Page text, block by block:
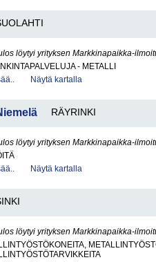
löytyi yrityksen Markkinapaikka-
- METALLI
Näytä kartalla
RÄYRINKI
löytyi yrityksen Markkinapaikka-
Näytä kartalla
löytyi yrityksen Markkinapaikka-